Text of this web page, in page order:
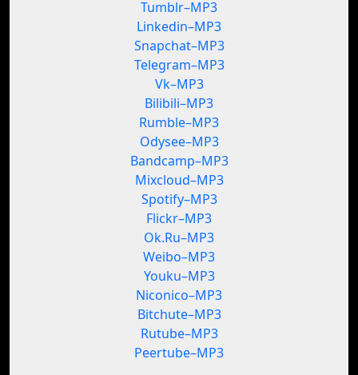
Tumblr–MP3
Linkedin–MP3
Snapchat–MP3
Telegram–MP3
Vk–MP3
Bilibili–MP3
Rumble–MP3
Odysee–MP3
Bandcamp–MP3
Mixcloud–MP3
Spotify–MP3
Flickr–MP3
Ok.Ru–MP3
Weibo–MP3
Youku–MP3
Niconico–MP3
Bitchute–MP3
Rutube–MP3
Peertube–MP3